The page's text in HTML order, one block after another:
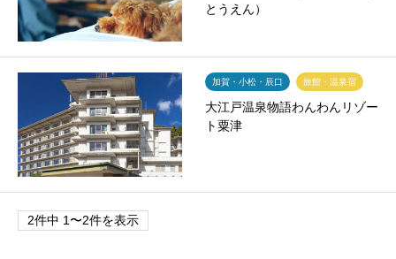
とうえん）
加賀・小松・辰口 旅館・温泉宿
大江戸温泉物語わんわんリゾー
ト粟津
2件中 1〜2件を表示